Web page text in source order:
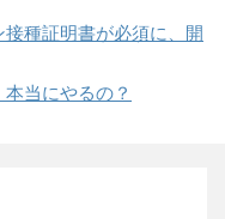
種証明書が必須に、開
当にやるの？